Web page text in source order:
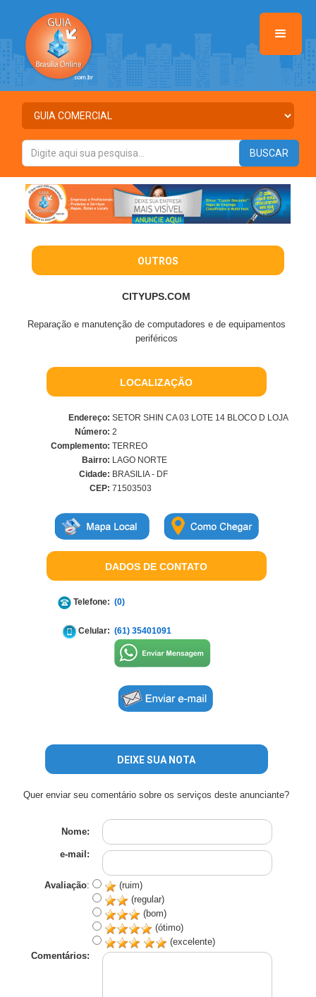
OUTROS
CITYUPS.COM
Reparação e manutenção de computadores e de equipamentos
periféricos
LOCALIZAÇÃO
Endereço: SETOR SHIN CA 03 LOTE 14 BLOCO D LOJA
Número: 2
Complemento: TERREO
Bairro: LAGO NORTE
Cidade: BRASILIA - DF
CEP: 71503503
DADOS DE CONTATO
Telefone: (0)
Celular: (61) 35401091
DEIXE SUA NOTA
Quer enviar seu comentário sobre os serviços deste anunciante?
Nome:
e-mail:
Avaliação:
(ruim)
(regular)
(bom)
(ótimo)
(excelente)
Comentários: